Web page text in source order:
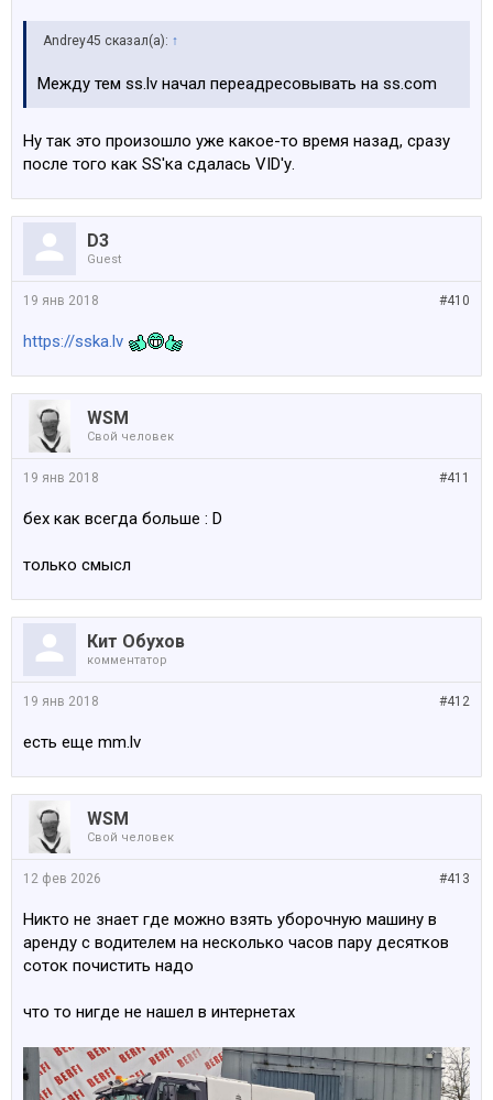
Andrey45 сказал(а): ↑
Между тем ss.lv начал переадресовывать на ss.com
Ну так это произошло уже какое-то время назад, сразу
после того как SS'ка сдалась VID'у.
D3
Guest
#410
19 янв 2018
https://sska.lv
WSM
Свой человек
#411
19 янв 2018
бех как всегда больше : D
только смысл
Кит Обухов
комментатор
#412
19 янв 2018
есть еще mm.lv
WSM
Свой человек
#413
12 фев 2026
Никто не знает где можно взять уборочную машину в
аренду с водителем на несколько часов пару десятков
соток почистить надо
что то нигде не нашел в интернетах